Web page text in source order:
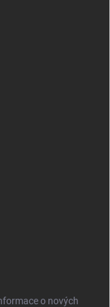
o nových